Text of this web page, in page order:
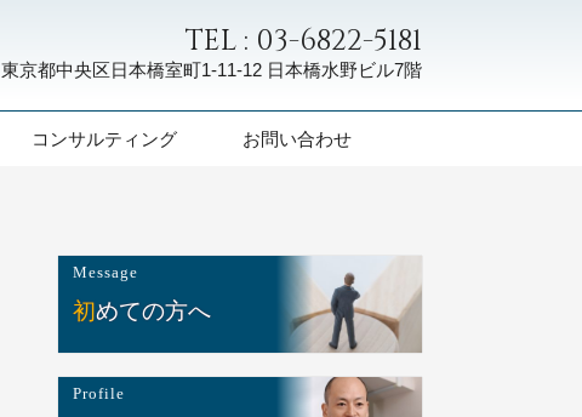
TEL : 03-6822-5181
東京都中央区日本橋室町1-11-12 日本橋水野ビル7階
コンサルティング お問い合わせ
Message
初めての方へ
Profile